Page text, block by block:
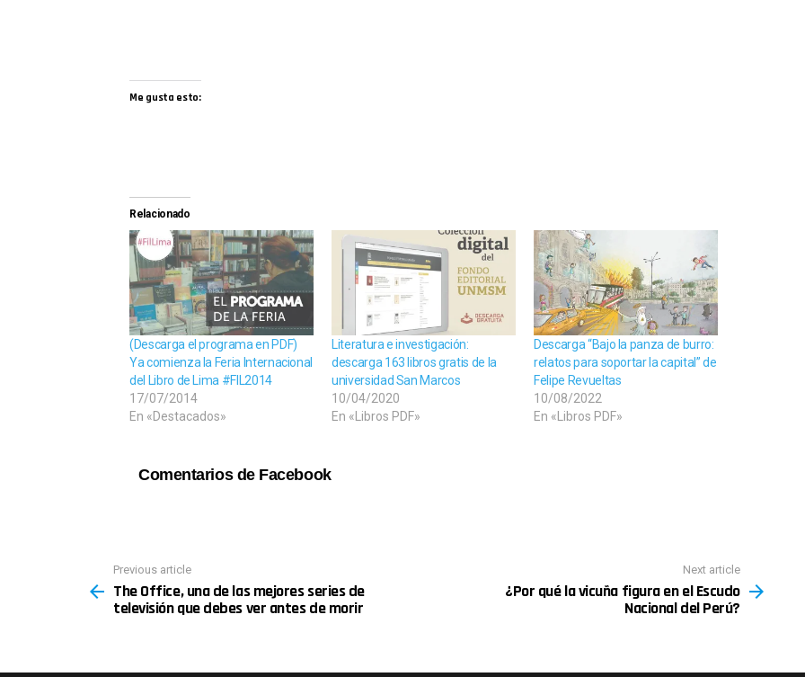
Me gusta esto:
Relacionado
(Descarga el programa en PDF)
Ya comienza la Feria Internacional
del Libro de Lima #FIL2014
17/07/2014
En «Destacados»
Literatura e investigación:
descarga 163 libros gratis de la
universidad San Marcos
10/04/2020
En «Libros PDF»
Descarga “Bajo la panza de burro:
relatos para soportar la capital” de
Felipe Revueltas
10/08/2022
En «Libros PDF»
Comentarios de Facebook
more
Previous article
The Office, una de las mejores series de
televisión que debes ver antes de morir
Next article
¿Por qué la vicuña figura en el Escudo
Nacional del Perú?